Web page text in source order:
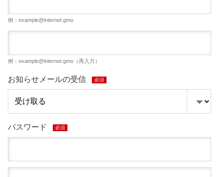
例： example@internet.gmo
例： example@internet.gmo （再入力）
お知らせメールの受信 必須
パスワード 必須